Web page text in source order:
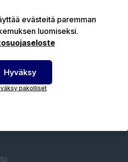
evästeitä paremman
luomiseksi.
Hyväksy
pakolliset